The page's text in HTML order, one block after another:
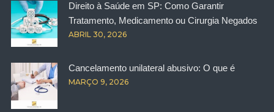
Direito à Saúde em SP: Como Garantir
Tratamento, Medicamento ou Cirurgia Negados
ABRIL 30, 2026
Cancelamento unilateral abusivo: O que é
MARÇO 9, 2026